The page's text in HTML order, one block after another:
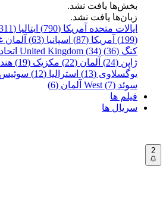
بخش‌ها یافت نشد.
زبان‌ها یافت نشد.
ایالات متحده آمریکا (790)
ایتالیا (311)
(199)
آمریکا (87) اسپانیا (63) آلمان
کنگ (36)
United Kingdom (34)
ژاپن (24)
آلمان (22) مکزیک (19)
یوگسلاوی (13)
استرالیا (12) سوئیس
سوئد (7)
West آلمان (6)
فیلم ها
سریال ها
2